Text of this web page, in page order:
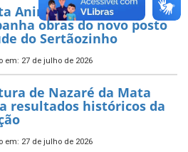
Aninha da Ferbom
obras do novo posto
do Sertãozinho
em: 27 de julho de 2026
de Nazaré da Mata
resultados históricos da
em: 27 de julho de 2026